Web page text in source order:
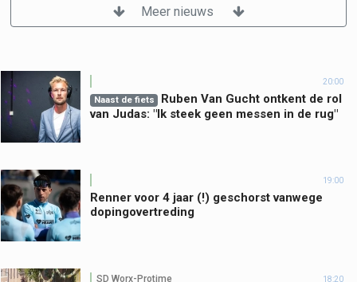
Meer nieuws
20:00
Naast de fiets
Ruben Van Gucht ontkent de rol
van Judas: "Ik steek geen messen in de rug"
19:00
Renner voor 4 jaar (!) geschorst vanwege
dopingovertreding
SD Worx-Protime 18:20